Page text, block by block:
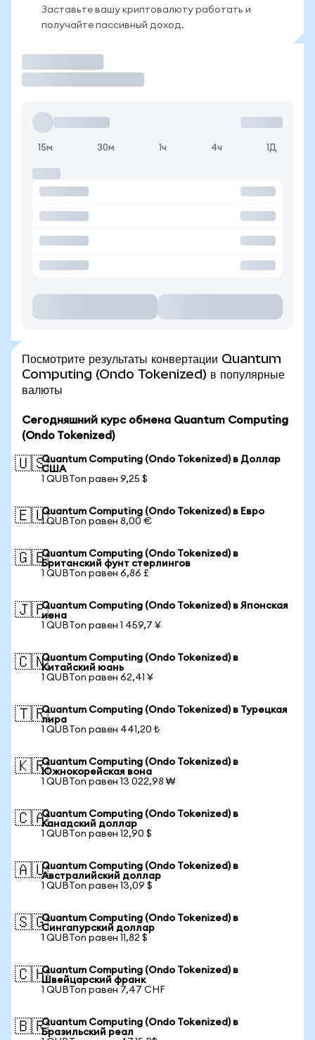
Заставьте вашу криптовалюту работать и
получайте пассивный доход.
15м 30м 1ч 4ч 1Д
Посмотрите результаты конвертации Quantum
Computing (Ondo Tokenized) в популярные
валюты
Сегодняшний курс обмена Quantum Computing
(Ondo Tokenized)
🇺🇸Quantum Computing (Ondo Tokenized) в Доллар
США
1 QUBTon равен 9,25 $
🇪🇺Quantum Computing (Ondo Tokenized) в Евро
1 QUBTon равен 8,00 €
🇬🇧Quantum Computing (Ondo Tokenized) в
Британский фунт стерлингов
1 QUBTon равен 6,86 £
🇯🇵Quantum Computing (Ondo Tokenized) в Японская
иена
1 QUBTon равен 1 459,7 ¥
🇨🇳Quantum Computing (Ondo Tokenized) в
Китайский юань
1 QUBTon равен 62,41 ¥
🇹🇷Quantum Computing (Ondo Tokenized) в Турецкая
лира
1 QUBTon равен 441,20 ₺
🇰🇷Quantum Computing (Ondo Tokenized) в
Южнокорейская вона
1 QUBTon равен 13 022,98 ₩
🇨🇦Quantum Computing (Ondo Tokenized) в
Канадский доллар
1 QUBTon равен 12,90 $
🇦🇺Quantum Computing (Ondo Tokenized) в
Австралийский доллар
1 QUBTon равен 13,09 $
🇸🇬Quantum Computing (Ondo Tokenized) в
Сингапурский доллар
1 QUBTon равен 11,82 $
🇨🇭Quantum Computing (Ondo Tokenized) в
Швейцарский франк
1 QUBTon равен 7,47 CHF
🇧🇷Quantum Computing (Ondo Tokenized) в
Бразильский реал